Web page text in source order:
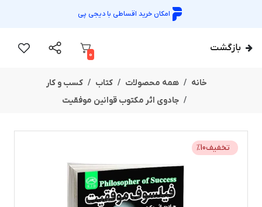
امکان خرید اقساطی بادیجی پی
بازگشت
0
خانه همه محصولات کتاب
کسب و کار
جادوی اثر مکتوب قوانین موفقیت
تخفیف %10